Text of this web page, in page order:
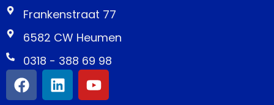
Frankenstraat 77
6582 CW Heumen
0318 - 388 69 98